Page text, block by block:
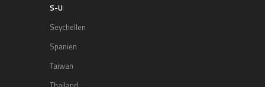
S-U
Seychellen
Spanien
Taiwan